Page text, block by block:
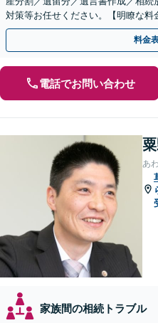
対策等お任せください。【明瞭な
話相談可】
料金
電話でお問い合わせ
あ
家族間の相続トラブル